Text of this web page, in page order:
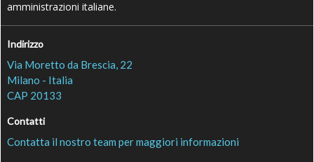
amministrazioni italiane.
Indirizzo
Via Moretto da Brescia, 22
Milano - Italia
CAP 20133
Contatti
Contatta il nostro team per maggiori informazioni